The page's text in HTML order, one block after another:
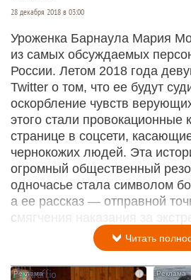
28 декабря 2018 в 03:00
Уроженка Барнаула Мария
из самых обсуждаемых
России. Летом 2018 года
Twitter о том, что ее будут
оскорбление чувств
этого стали провокационные
странице в соцсети,
чернокожих людей. Эта
огромный общественный
одночасье стала символом
а ее рассказ — отправной
смягчения наказания за
Читать